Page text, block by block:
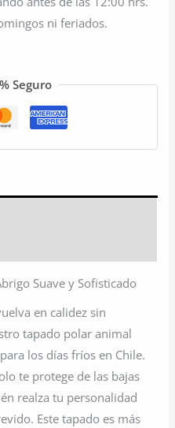
ni feriados.
Seguro
Suave y Sofisticado
en calidez sin
tapado polar animal
los días fríos en Chile.
te protege de las bajas
realza tu personalidad
Este tapado es más